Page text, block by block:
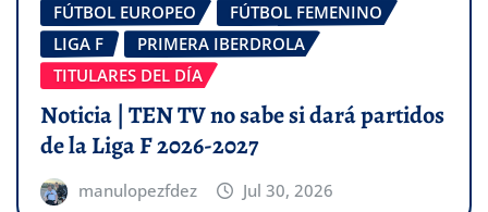
FÚTBOL EUROPEO
FÚTBOL FEMENINO
LIGA F
PRIMERA IBERDROLA
TITULARES DEL DÍA
Noticia | TEN TV no sabe si dará partidos
de la Liga F 2026-2027
manulopezfdez Jul 30, 2026